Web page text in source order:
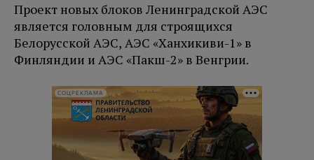
Проект новых блоков Ленинградской АЭС
является головным для строящихся
Белорусской АЭС, АЭС «Ханхикиви-1» в
Финляндии и АЭС «Пакш-2» в Венгрии.
СОЦРЕКЛАМА